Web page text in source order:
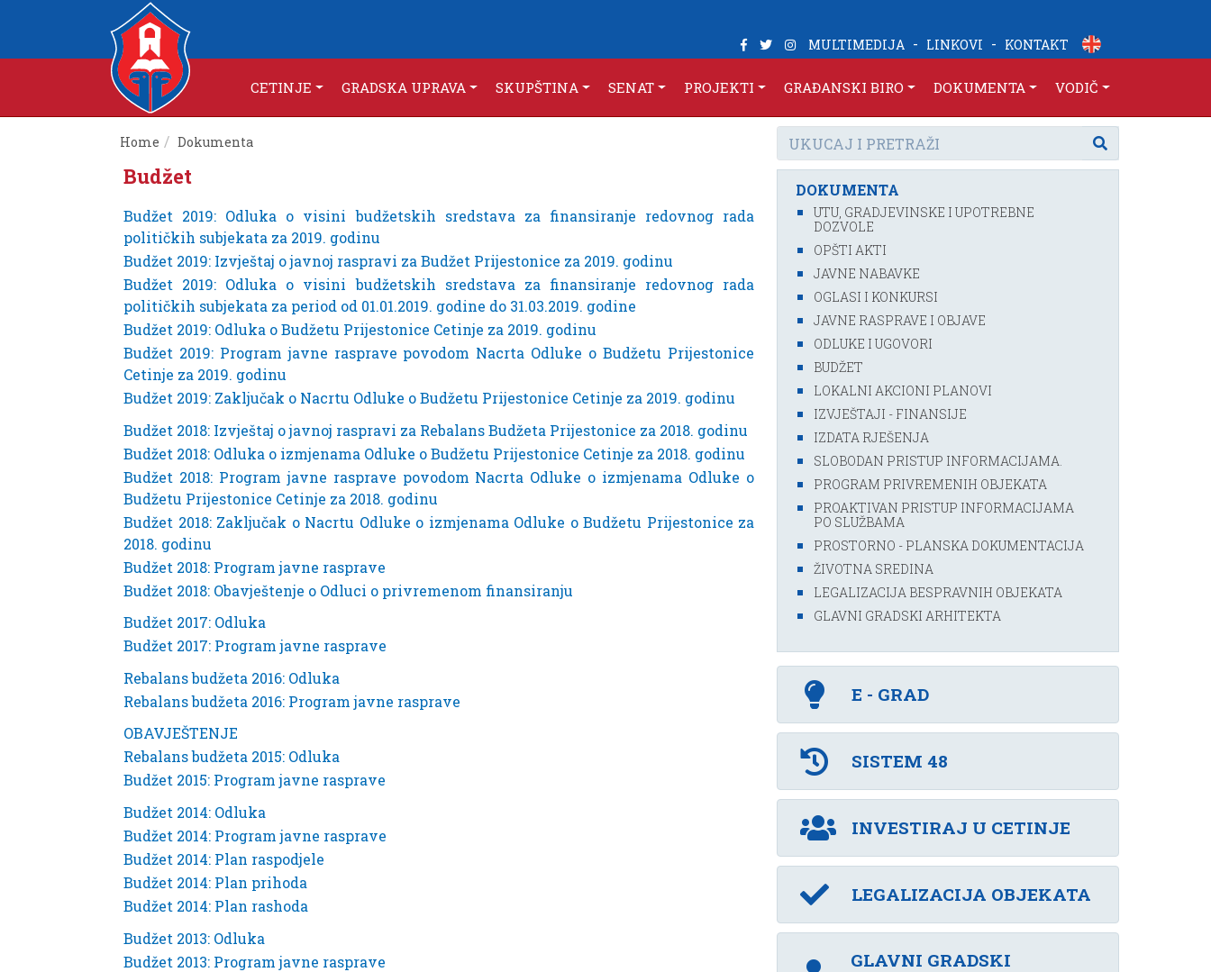
MULTIMEDIJA - LINKOVI - KONTAKT
CETINJE GRADSKA UPRAVA SKUPŠTINA SENAT PROJEKTI GRAĐANSKI BIRO DOKUMENTA VODIČ
Home Dokumenta
Budžet
Budžet 2019: Odluka o visini budžetskih sredstava za finansiranje redovnog rada
političkih subjekata za 2019. godinu
Budžet 2019: Izvještaj o javnoj raspravi za Budžet Prijestonice za 2019. godinu
Budžet 2019: Odluka o visini budžetskih sredstava za finansiranje redovnog rada
političkih subjekata za period od 01.01.2019. godine do 31.03.2019. godine
Budžet 2019: Odluka o Budžetu Prijestonice Cetinje za 2019. godinu
Budžet 2019: Program javne rasprave povodom Nacrta Odluke o Budžetu Prijestonice
Cetinje za 2019. godinu
Budžet 2019: Zaključak o Nacrtu Odluke o Budžetu Prijestonice Cetinje za 2019. godinu
Budžet 2018: Izvještaj o javnoj raspravi za Rebalans Budžeta Prijestonice za 2018. godinu
Budžet 2018: Odluka o izmjenama Odluke o Budžetu Prijestonice Cetinje za 2018. godinu
Budžet 2018: Program javne rasprave povodom Nacrta Odluke o izmjenama Odluke o
Budžetu Prijestonice Cetinje za 2018. godinu
Budžet 2018: Zaključak o Nacrtu Odluke o izmjenama Odluke o Budžetu Prijestonice za
2018. godinu
Budžet 2018: Program javne rasprave
Budžet 2018: Obavještenje o Odluci o privremenom finansiranju
Budžet 2017: Odluka
Budžet 2017: Program javne rasprave
Rebalans budžeta 2016: Odluka
Rebalans budžeta 2016: Program javne rasprave
OBAVJEŠTENJE
Rebalans budžeta 2015: Odluka
Budžet 2015: Program javne rasprave
Budžet 2014: Odluka
Budžet 2014: Program javne rasprave
Budžet 2014: Plan raspodjele
Budžet 2014: Plan prihoda
Budžet 2014: Plan rashoda
Budžet 2013: Odluka
Budžet 2013: Program javne rasprave
DOKUMENTA
UTU, GRADJEVINSKE I UPOTREBNE
DOZVOLE
OPŠTI AKTI
JAVNE NABAVKE
OGLASI I KONKURSI
JAVNE RASPRAVE I OBJAVE
ODLUKE I UGOVORI
BUDŽET
LOKALNI AKCIONI PLANOVI
IZVJEŠTAJI - FINANSIJE
IZDATA RJEŠENJA
SLOBODAN PRISTUP INFORMACIJAMA.
PROGRAM PRIVREMENIH OBJEKATA
PROAKTIVAN PRISTUP INFORMACIJAMA
PO SLUŽBAMA
PROSTORNO - PLANSKA DOKUMENTACIJA
ŽIVOTNA SREDINA
LEGALIZACIJA BESPRAVNIH OBJEKATA
GLAVNI GRADSKI ARHITEKTA
E - GRAD
SISTEM 48
INVESTIRAJ U CETINJE
LEGALIZACIJA OBJEKATA
GLAVNI GRADSKI